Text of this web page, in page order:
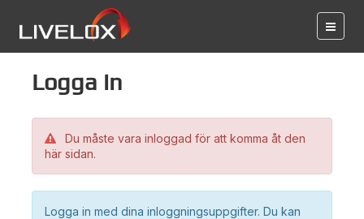
Logga in
Du måste vara inloggad för att komma åt den
här sidan.
Logga in med dina inloggningsuppgifter. Du kan